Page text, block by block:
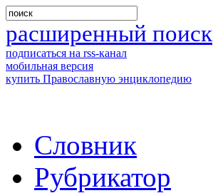
расширенный поиск
подписаться на rss-канал
мобильная версия
купить Православную энциклопедию
Словник
Рубрикатор